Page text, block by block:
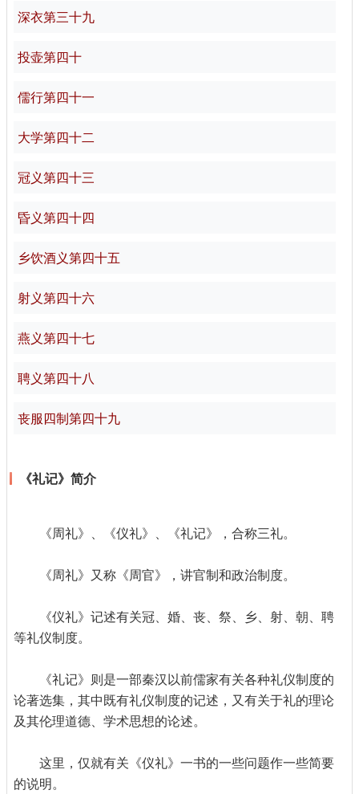
深衣第三十九
投壶第四十
儒行第四十一
大学第四十二
冠义第四十三
昏义第四十四
乡饮酒义第四十五
射义第四十六
燕义第四十七
聘义第四十八
丧服四制第四十九
《礼记》简介
《周礼》、《仪礼》、《礼记》，合称三礼。
《周礼》又称《周官》，讲官制和政治制度。
《仪礼》记述有关冠、婚、丧、祭、乡、射、朝、聘
等礼仪制度。
《礼记》则是一部秦汉以前儒家有关各种礼仪制度的
论著选集，其中既有礼仪制度的记述，又有关于礼的理论
及其伦理道德、学术思想的论述。
这里，仅就有关《仪礼》一书的一些问题作一些简要
的说明。